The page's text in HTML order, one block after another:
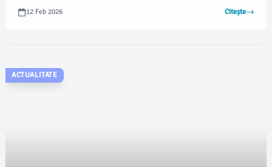
din cadrul Serviciului pentru Acțiuni Speciale au fost mobilizați
pentru a restabili ordinea.
12 Feb 2026 Citește
ACTUALITATE